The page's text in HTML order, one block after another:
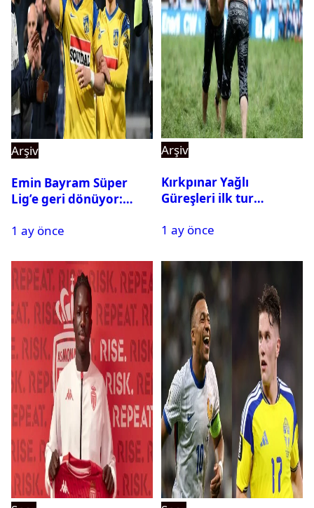
Arşiv
Emin Bayram Süper
Lig’e geri dönüyor:
1 ay önce
Arşiv
Kırkpınar Yağlı
Güreşleri ilk tur
2. tura geçen
1 ay önce